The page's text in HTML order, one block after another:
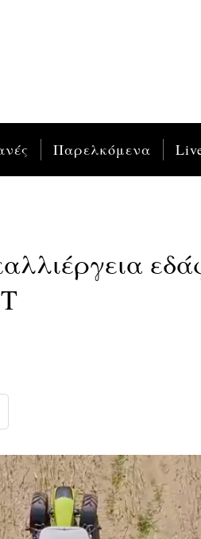
Παρελκόμενα